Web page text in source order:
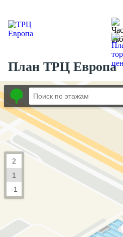
План ТРЦ Европа